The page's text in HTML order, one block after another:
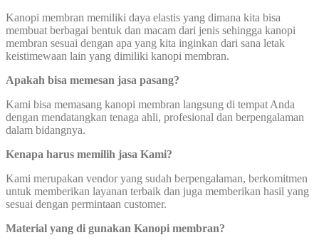
Kanopi membran memiliki daya elastis yang dimana kita bisa
membuat berbagai bentuk dan macam dari jenis sehingga kanopi
membran sesuai dengan apa yang kita inginkan dari sana letak
keistimewaan lain yang dimiliki kanopi membran.
Apakah bisa memesan jasa pasang?
Kami bisa memasang kanopi membran langsung di tempat Anda
dengan mendatangkan tenaga ahli, profesional dan berpengalaman
dalam bidangnya.
Kenapa harus memilih jasa Kami?
Kami merupakan vendor yang sudah berpengalaman, berkomitmen
untuk memberikan layanan terbaik dan juga memberikan hasil yang
sesuai dengan permintaan customer.
Material yang di gunakan Kanopi membran?